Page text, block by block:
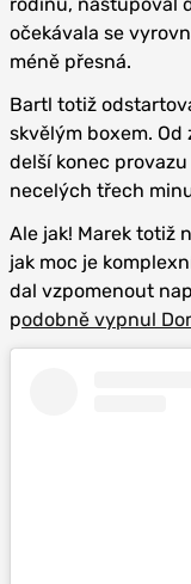
očekávala se
méně přesná.
Bartl totiž
skvělým boxem.
delší konec
necelých třech
Ale jak! Marek totiž
jak moc je
dal vzpomenout
podobně vypnul